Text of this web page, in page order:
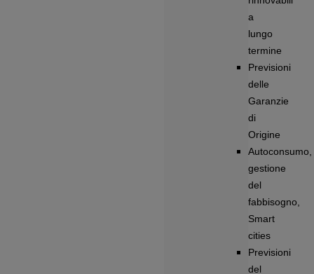
a
lungo
termine
Previsioni
delle
Garanzie
di
Origine
Autoconsumo,
gestione
del
fabbisogno,
Smart
cities
Previsioni
del